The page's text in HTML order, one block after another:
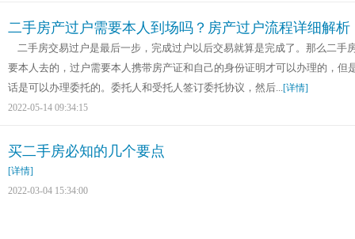
二手房产过户需要本人到场吗？房产过户流程详细解析
二手房交易过户是最后一步，完成过户以后交易就算是完成了。那么二
要本人去的，过户需要本人携带房产证和自己的身份证明才可以办理的，但
话是可以办理委托的。委托人和受托人签订委托协议，然后...[详情]
2022-05-14 09:34:15
买二手房必知的几个要点
[详情]
2022-03-04 15:34:00